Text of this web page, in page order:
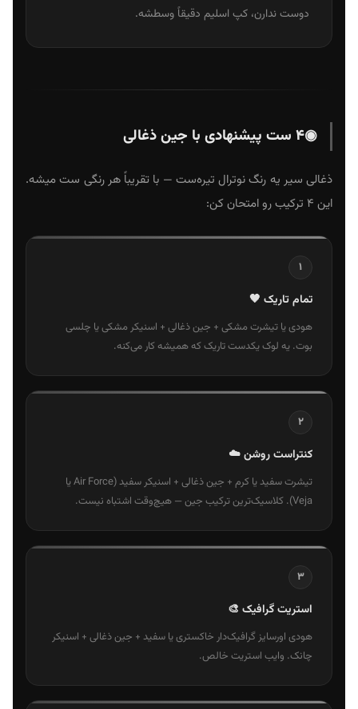
دوست ندارن، کپ اسلیم دقیقاً وسطشه.
◉۴ ست پیشنهادی با جین ذغالی
ذغالی سیر یه رنگ نوترال تیره‌ست — با تقریباً هر رنگی ست میشه.
این ۴ ترکیب رو امتحان کن:
۱
تمام تاریک 🖤
هودی یا تیشرت مشکی + جین ذغالی + اسنیکر مشکی یا چلسی
بوت. یه لوک یکدست تاریک که همیشه کار می‌کنه.
۲
کنتراست روشن ☁️
تیشرت سفید یا کرم + جین ذغالی + اسنیکر سفید (Air Force یا
Veja). کلاسیک‌ترین ترکیب جین — هیچ‌وقت اشتباه نیست.
۳
استریت گرافیک 🎨
هودی اورسایز گرافیک‌دار خاکستری یا سفید + جین ذغالی + اسنیکر
چانک. وایب استریت خالص.